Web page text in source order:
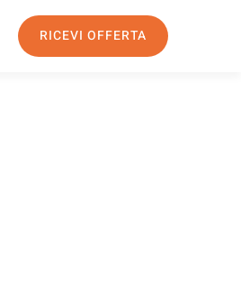
RICEVI OFFERTA